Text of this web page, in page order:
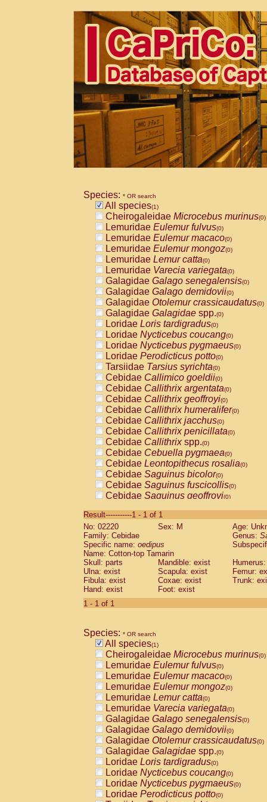
Species: * OR search
All species(1)
Cheirogaleidae Microcebus murinus(0)
Lemuridae Eulemur fulvus(0)
Lemuridae Eulemur macaco(0)
Lemuridae Eulemur mongoz(0)
Lemuridae Lemur catta(0)
Lemuridae Varecia variegata(0)
Galagidae Galago senegalensis(0)
Galagidae Galago demidovii(0)
Galagidae Otolemur crassicaudatus(0)
Galagidae Galagidae spp.(0)
Loridae Loris tardigradus(0)
Loridae Nycticebus coucang(0)
Loridae Nycticebus pygmaeus(0)
Loridae Perodicticus potto(0)
Tarsiidae Tarsius syrichta(0)
Cebidae Callimico goeldii(0)
Cebidae Callithrix argentata(0)
Cebidae Callithrix geoffroyi(0)
Cebidae Callithrix humeralifer(0)
Cebidae Callithrix jacchus(0)
Cebidae Callithrix penicillata(0)
Cebidae Callithrixspp.(0)
Cebidae Cebuella pygmaea(0)
Cebidae Leontopithecus rosalia(0)
Cebidae Saguinus bicolor(0)
Cebidae Saguinus fuscicollis(0)
Cebidae Saguinus geoffroyi(0)
CebidaeSaguinus labiatus(0)
Cebidae Saguinus leucopus (0)
Cebidae
CebidaeSaguinus mystax
Cebidae Saguinus nigricollis (0)
Cebidae Saguinus oedipus
Cebidae Saguinus weddelli
Cebidae Saguinusspp.
Cebidae
CebidaeCebus capucinus
CebidaeCebus nigrivittatus
CebidaeCebus spp.(0)
CebidaeSaimiri boliviensis(0)
CebidaeSaimiri sciureus(0)
AtelidaeAlouatta caraya(0)
AtelidaeAlouatta fusca(0)
AtelidaeAlouatta seniculus(0)
AtelidaeAlouattaspp.(0)
AtelidaeAteles belzebuth(0)
AtelidaeAteles geoffroyi(0)
AtelidaeAteles paniscus(0)
AtelidaeAtelesspp.(0)
AtelidaeLagothrix lagothricha(0)
AtelidaeLagothrix lagothricha cana
PitheciidaeCacajao calvus
Result-----------1 - 1 of 1
No: 02220
Sex: M
Age:
Family: Cebidae
Genus:
Specific name: oedipus
Name: Cotton-top Tamarin
Skull: parts
Mandible: exist
Ulna: exist
Scapula: exist
Femur:
Fibula: exist
Coxae: exist
Trunk:
Hand: exist
Foot: exist
1 - 1 of 1
Species: * OR search
All species(1)
Cheirogaleidae Microcebus murinus(0)
Lemuridae Eulemur fulvus(0)
Lemuridae Eulemur macaco(0)
Lemuridae Eulemur mongoz(0)
Lemuridae Lemur catta(0)
Lemuridae Varecia variegata(0)
Galagidae Galago senegalensis(0)
Galagidae Galago demidovii(0)
Galagidae Otolemur crassicaudatus(0)
Galagidae Galagidae spp.(0)
Loridae Loris tardigradus(0)
Loridae Nycticebus coucang(0)
Loridae Nycticebus pygmaeus(0)
Loridae Perodicticus potto(0)